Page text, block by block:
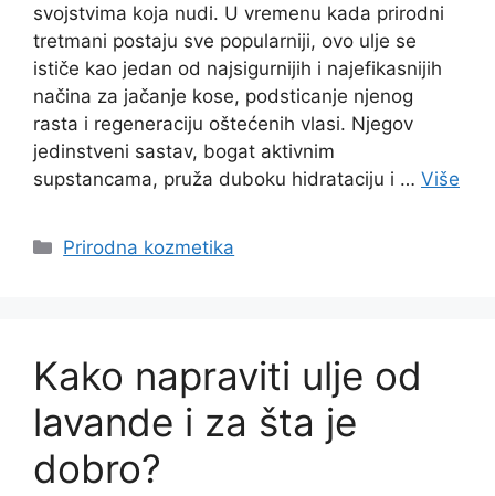
svojstvima koja nudi. U vremenu kada prirodni
tretmani postaju sve popularniji, ovo ulje se
ističe kao jedan od najsigurnijih i najefikasnijih
načina za jačanje kose, podsticanje njenog
rasta i regeneraciju oštećenih vlasi. Njegov
jedinstveni sastav, bogat aktivnim
supstanсama, pruža duboku hidrataciju i … Više
Categories
Prirodna kozmetika
Kako napraviti ulje od
lavande i za šta je
dobro?